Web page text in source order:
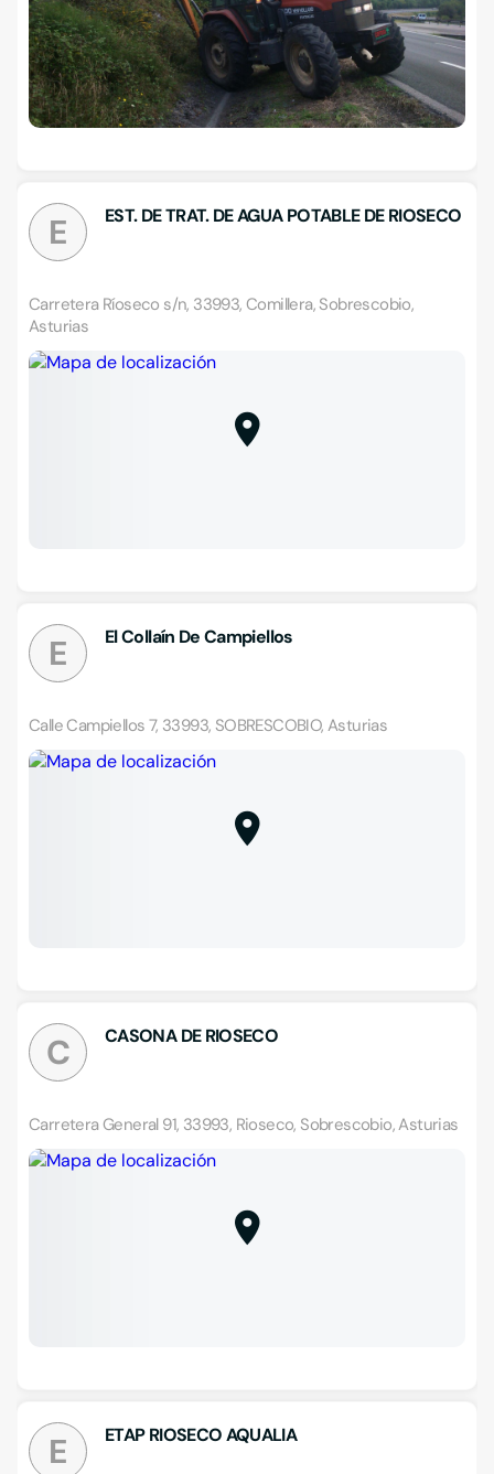
E EST. DE TRAT. DE AGUA POTABLE DE RIOSECO
Carretera Ríoseco s/n, 33993, Comillera, Sobrescobio,
Asturias
E El Collaín De Campiellos
Calle Campiellos 7, 33993, SOBRESCOBIO, Asturias
C CASONA DE RIOSECO
Carretera General 91, 33993, Rioseco, Sobrescobio, Asturias
E ETAP RIOSECO AQUALIA